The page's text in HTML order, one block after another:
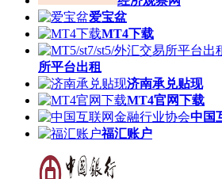
爱宝盆
MT4下载
所平台出租
济南承兑贴现
MT4官网下载
中国
福汇账户